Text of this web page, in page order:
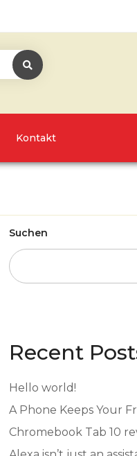
Kontakt
Suchen
Recent
Hello world!
A Phone Keeps Your
Chromebook Tab 10